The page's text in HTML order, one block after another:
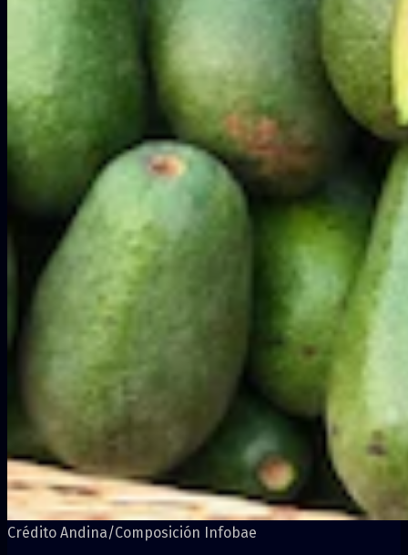
Crédito Andina/Composición Infobae